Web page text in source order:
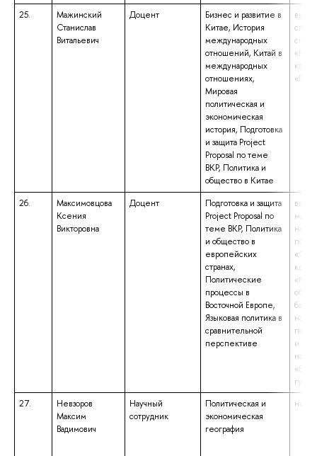
25.
Мажинский
Станислав
Витальевич
Доцент
Бизнес и развитие в
Китае, История
международных
отношений, Китай в
международных
отношениях,
Мировая
политическая и
экономическая
история, Подготовка
и защита Project
Proposal по теме
ВКР, Политика и
общество в Китае
26.
Максимовцова
Ксения
Викторовна
Доцент
Подготовка и защита
Project Proposal по
теме ВКР, Политика
и общество в
европейских
странах,
Политические
процессы в
Восточной Европе,
Языковая политика в
сравнительной
перспективе
и
27.
Невзоров
Максим
Вадимович
Научный
сотрудник
Политическая и
экономическая
география
не